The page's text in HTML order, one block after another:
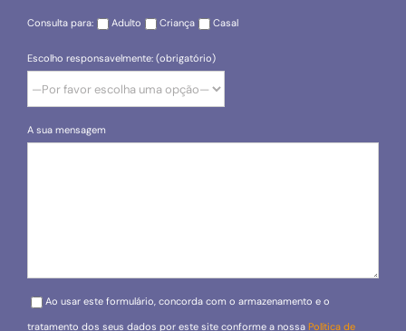
Consulta para: Adulto Criança Casal
Escolho responsavelmente: (obrigatório)
A sua mensagem
Please leave this field empty.
Ao usar este formulário, concorda com o armazenamento e o
tratamento dos seus dados por este site conforme a nossa Política de